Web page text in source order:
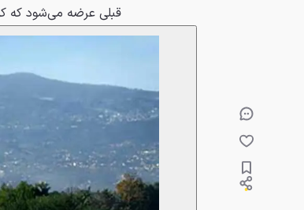
قبلی عرضه می‌شود که